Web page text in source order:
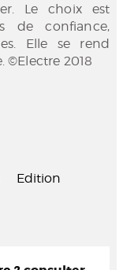
Le choix est
de confiance,
Elle se rend
©Electre 2018
Edition